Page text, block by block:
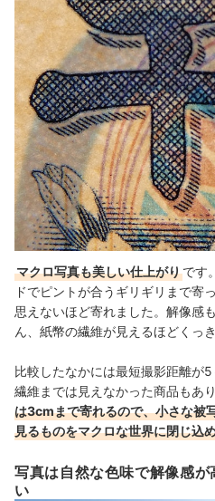
マクロ写真も美しい仕上がりです
ドでピントが合うギリギリまで寄
思えないほど寄れました。解像感
ん、紙幣の繊維が見えるほどくっ
比較したなかには最短撮影距離が
繊維までは見えなかった商品もあ
は3cmまで寄れるので、小さな被
見るものをマクロな世界に閉じ込
写真は自然な色味で解像感
い